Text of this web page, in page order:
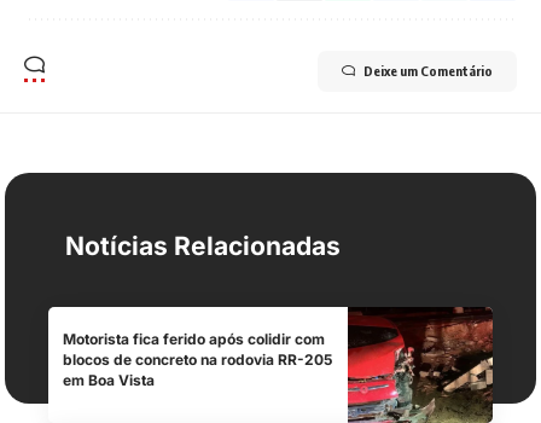
Deixe um Comentário
Notícias Relacionadas
Motorista fica ferido após colidir com
blocos de concreto na rodovia RR-205
em Boa Vista